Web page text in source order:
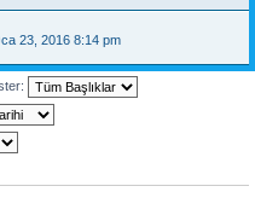
23, 2016 8:14 pm